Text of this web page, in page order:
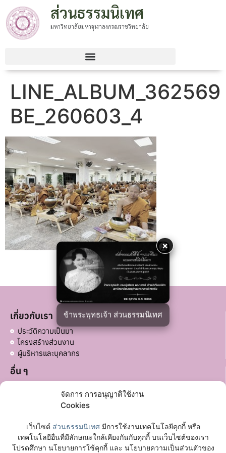
จัดการ การอนุญาติใช้งาน
Cookies
เว็บไซต์ ส่วนธรรมนิเทศมีการใช้งานเทคโนโลยีคุกกี้ หรือ
เทคโนโลยีอื่นที่มีลักษณะใกล้เคียงกันกับคุกกี้ บนเว็บไซต์ของเรา
โปรดศึกษา นโยบายการใช้คุกกี้ และ นโยบายความเป็นส่วนตัวของ
×
ข้าพระพุทธเจ้า ส่วนธรรมนิเทศ
ส่วนธรรมนิเทศ
มหาวิทยาลัยมหาจุฬาลงกรณราชวิทยาลัย
LINE_ALBUM_362569
BE_260603_4
เกี่ยวกับเรา
ประวัติความเป็นมา
โครงสร้างส่วนงาน
ผู้บริหารและบุคลากร
อื่น ๆ
ลิงก์ที่เกี่ยวข้อง
มหาวิทยาลัยมหาจุฬาลงกรณราชวิทยาลัย
เฟซบุ๊กเพจ